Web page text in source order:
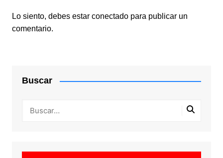
Lo siento, debes estar conectadopara publicar un
comentario.
Buscar